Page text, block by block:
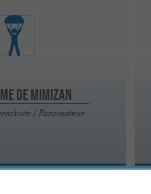
de Mimizan
/ Paramoteur